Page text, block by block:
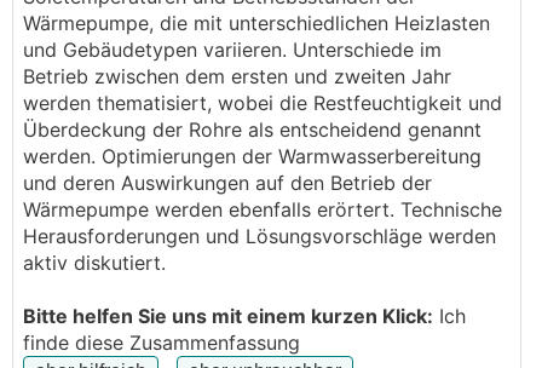
KT Aus (5.1.7) habe ich mittlerweile auf -7°C Grad
stehen da auch wir an die Grenze der Quelle
angekommen sind. Verdichter lief nur mehr mit 50Hz
und die Raumtemperatur war auf 19°C. KT Aus (5.1.7)
war zu Beginn am Standardwert (-5.5°C). Wir sind
nach der Umstellung jetzt gerade so ohne ZH über
die kalten Tage gekommen, Stromverbrauch
entsprechend sehr hoch.
Ich habe jetzt einmal ein bisschen gelesen und
Arne hat auch uns telefonisch geholfen, auch das
Verständnis zu der Anlage ist mittlerweile etwas
größer geworden.
Wärmepumpe, die mit unterschiedlichen Heizlasten
und Gebäudetypen variieren. Unterschiede im
Betrieb zwischen dem ersten und zweiten Jahr
werden thematisiert, wobei die Restfeuchtigkeit und
Überdeckung der Rohre als entscheidend genannt
werden. Optimierungen der Warmwasserbereitung
und deren Auswirkungen auf den Betrieb der
Wärmepumpe werden ebenfalls erörtert. Technische
Herausforderungen und Lösungsvorschläge werden
aktiv diskutiert.
Bitte helfen Sie uns mit einem kurzen Klick: Ich
finde diese Zusammenfassung